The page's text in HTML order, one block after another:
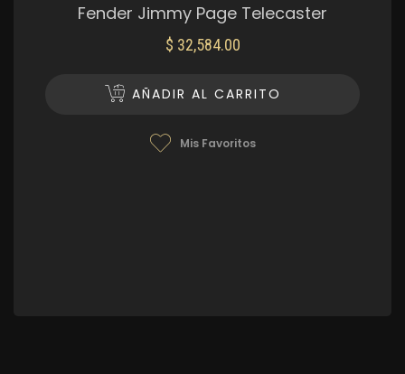
Fender Jimmy Page Telecaster
$ 32,584.00
AÑADIR AL CARRITO
Mis Favoritos